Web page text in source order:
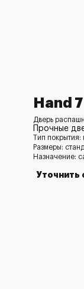
Hand 7
Дверь
Прочные
Тип покрытия:
Размеры:
Назначение:
Уточнить